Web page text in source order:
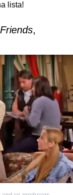
lista!
Friends,